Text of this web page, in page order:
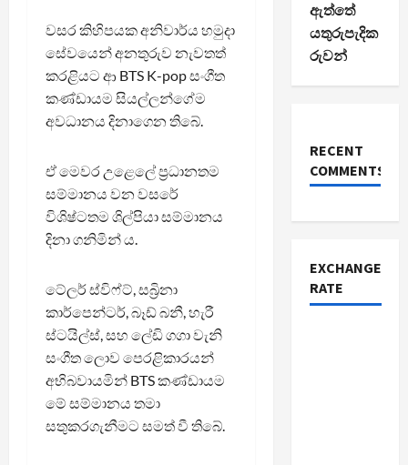
වසර කිහිපයක අනිවාර්ය හමුදා
සේවයෙන් අනතුරුව නැවතත්
කරළියට ආ BTS K-pop සංගීත
කණ්ඩායම සියල්ලන්ගේම
අවධානය දිනාගෙන තිබේ.
ඒ මෙවර උළෙලේ ප්‍රධානතම
සම්මානය වන වසරේ
විශිෂ්ටතම ශිල්පියා සම්මානය
දිනා ගනිමින් ය.
ටේලර් ස්විෆ්ට්, සබ්‍රිනා
කාර්පෙන්ටර්, බෑඩ් බනී, හැරී
ස්ටයිල්ස්, සහ ලේඩි ගගා වැනි
සංගීත ලොව ‍පෙරළිකාරයන්
අභිබවායමින් BTS කණ්ඩායම
මේ සම්මානය තමා
සතුකරගැනීමට සමත් වී තිබේ.
ඇත්තේ
යතුරුපැදික
රුවන්
RECENT
COMMENTS
EXCHANGE
RATE